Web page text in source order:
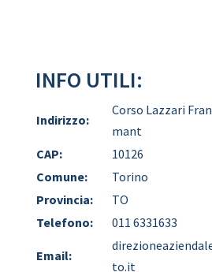
INFO UTILI:
Indirizzo:
Corso Lazzari
mant
CAP:
10126
Comune:
Torino
Provincia:
TO
Telefono:
011 6331633
Email:
to.it